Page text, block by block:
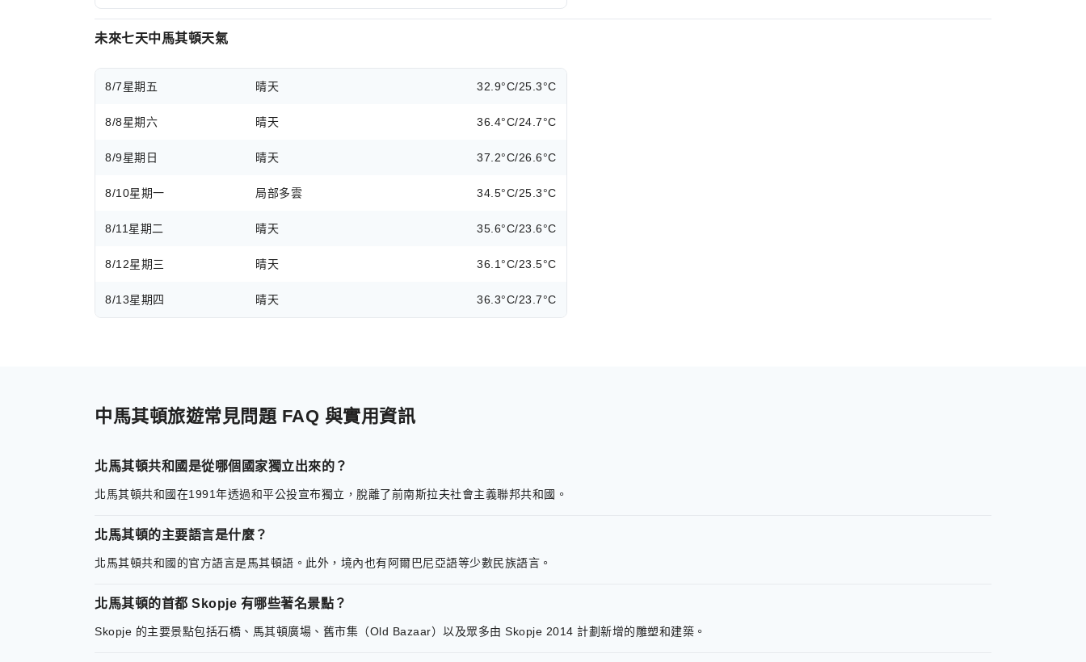
未來七天中馬其頓天氣
8/7星期五 晴天 32.9°C/25.3°C
8/8星期六 晴天 36.4°C/24.7°C
8/9星期日 晴天 37.2°C/26.6°C
8/10星期一 局部多雲 34.5°C/25.3°C
8/11 星期二 晴天 35.6°C/23.6°C
8/12星期三 晴天 36.1°C/23.5°C
8/13星期四 晴天 36.3°C/23.7°C
中馬其頓旅遊常見問題 FAQ 與實用資訊
北馬其頓共和國是從哪個國家獨立出來的？
北馬其頓共和國在1991年透過和平公投宣布獨立，脫離了前南斯拉夫社會主義聯邦共和國。
北馬其頓的主要語言是什麼？
北馬其頓共和國的官方語言是馬其頓語。此外，境內也有阿爾巴尼亞語等少數民族語言。
北馬其頓的首都 Skopje 有哪些著名景點？
Skopje 的主要景點包括石橋、馬其頓廣場、舊市集（Old Bazaar）以及眾多由 Skopje 2014 計劃新增的雕塑和建築。